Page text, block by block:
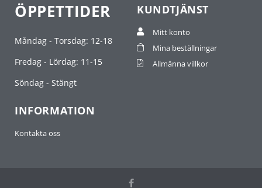
ÖPPETTIDER
Måndag - Torsdag: 12-18
Fredag - Lördag: 11-15
Söndag - Stängt
KUNDTJÄNST
Mitt konto
Mina beställningar
Allmänna villkor
INFORMATION
Kontakta oss